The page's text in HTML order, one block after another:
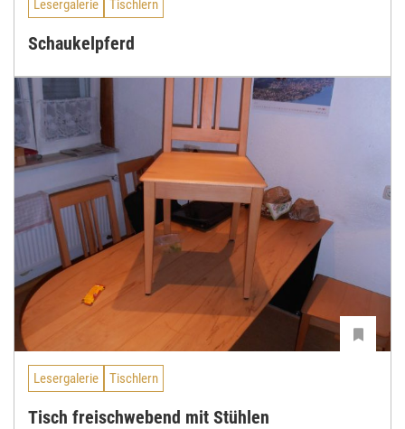
Lesergalerie Tischlern
Schaukelpferd
Lesergalerie Tischlern
Tisch freischwebend mit Stühlen